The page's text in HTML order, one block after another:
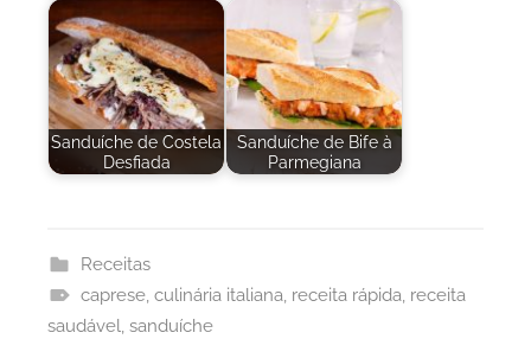
Sanduíche de Costela
Desfiada
Sanduíche de Bife à
Parmegiana
Receitas
caprese, culinária italiana receita rápida receita
saudável sanduíche